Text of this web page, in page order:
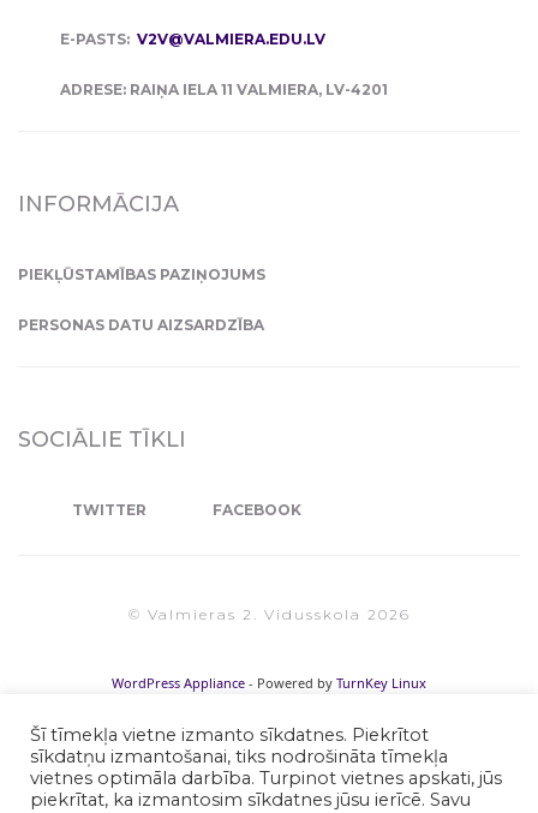
E-PASTS: V2V@VALMIERA.EDU.LV
ADRESE: RAIŅA IELA 11 VALMIERA, LV-4201
INFORMĀCIJA
PIEKĻŪSTAMĪBAS PAZIŅOJUMS
PERSONAS DATU AIZSARDZĪBA
SOCIĀLIE TĪKLI
TWITTER FACEBOOK
© Valmieras 2. Vidusskola 2026
Šī tīmekļa vietne izmanto sīkdatnes. Piekrītot
sīkdatņu izmantošanai, tiks nodrošināta tīmekļa
vietnes optimāla darbība. Turpinot vietnes apskati, jūs
piekrītat, ka izmantosim sīkdatnes jūsu ierīcē. Savu
WordPress Appliance - Powered by TurnKey Linux